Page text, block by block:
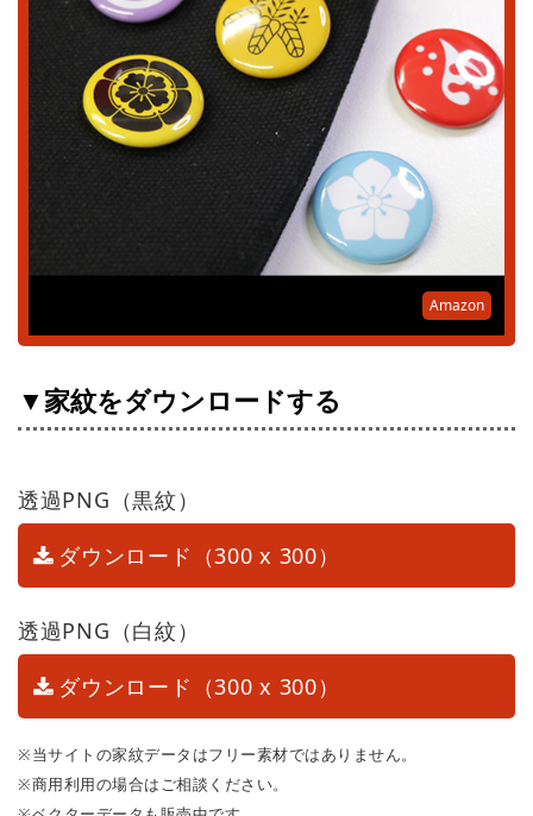
Amazon
▼家紋をダウンロードする
透過PNG（黒紋）
ダウンロード（300 x 300）
透過PNG（白紋）
ダウンロード（300 x 300）
※当サイトの家紋データはフリー素材ではありません。
※商用利用の場合はご相談ください。